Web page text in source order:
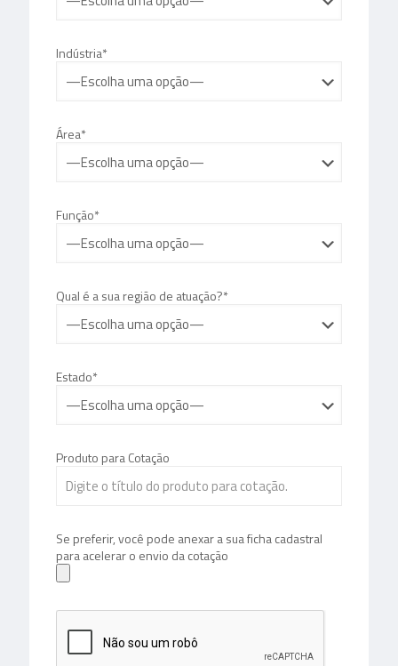
Indústria*
Área*
Função*
Qual é a sua região de atuação?*
Estado*
Produto para Cotação
Se preferir, você pode anexar a sua ficha cadastral
para acelerar o envio da cotação